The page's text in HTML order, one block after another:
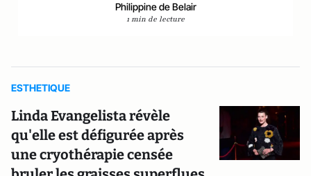
Philippine de Belair
1 min de lecture
ESTHETIQUE
Linda Evangelista révèle
qu'elle est défigurée après
une cryothérapie censée